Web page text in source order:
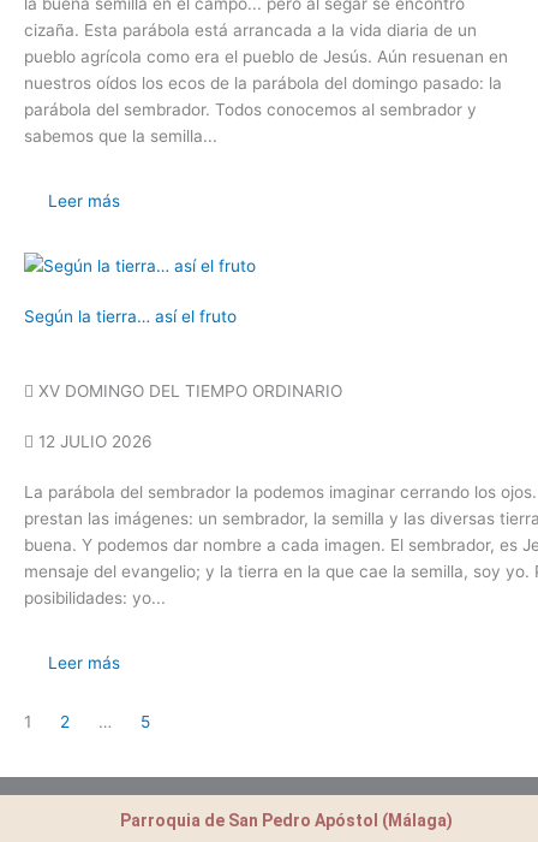
la buena semilla en el campo... pero al segar se encontró
cizaña. Esta parábola está arrancada a la vida diaria de un
pueblo agrícola como era el pueblo de Jesús. Aún resuenan en
nuestros oídos los ecos de la parábola del domingo pasado: la
parábola del sembrador. Todos conocemos al sembrador y
sabemos que la semilla...
Leer más
Según la tierra… así el fruto
XV DOMINGO DEL TIEMPO ORDINARIO
12 JULIO 2026
La parábola del sembrador la podemos imaginar cerrando los
prestan las imágenes: un sembrador, la semilla y las diversas
buena. Y podemos dar nombre a cada imagen. El sembrador, es
mensaje del evangelio; y la tierra en la que cae la semilla, soy
posibilidades: yo...
Leer más
1 2 … 5
Parroquia de San Pedro Apóstol (Málaga)